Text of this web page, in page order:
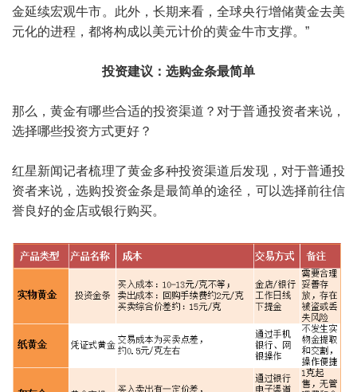
金延续宏观牛市。此外，长期来看，全球央行增储黄金去美
元化的进程，都将构成以美元计价的黄金牛市支撑。”
投资建议：选购金条最简单
那么，黄金有哪些合适的投资渠道？对于普通投资者来说，
选择哪些投资方式更好？
红星新闻记者梳理了黄金多种投资渠道后发现，对于普通投
资者来说，选购投资金条是最简单的途径，可以选择前往信
誉良好的金店或银行购买。